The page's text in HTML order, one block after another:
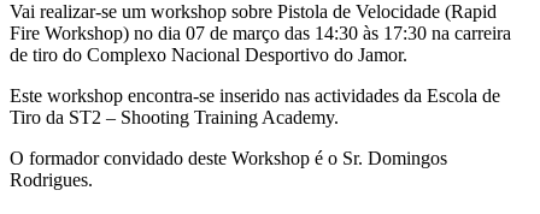
Vai realizar-se um workshop sobre Pistola de Velocidade (Rapid
Fire Workshop) no dia 07 de março das 14:30 às 17:30 na carreira
de tiro do Complexo Nacional Desportivo do Jamor.
Este workshop encontra-se inserido nas actividades da Escola de
Tiro da ST2 – Shooting Training Academy.
O formador convidado deste Workshop é o Sr. Domingos
Rodrigues.